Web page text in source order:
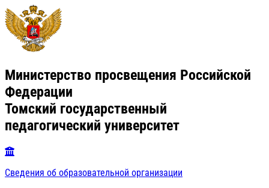
Министерство просвещения Российской
Федерации
Томский государственный
педагогический университет
Сведения об образовательной организации